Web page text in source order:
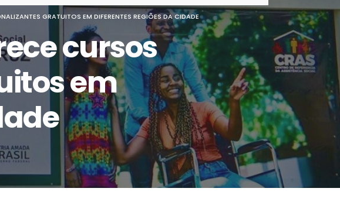
GRATUITOS EM DIFERENTES REGIÕES DA CIDADE
cursos
em